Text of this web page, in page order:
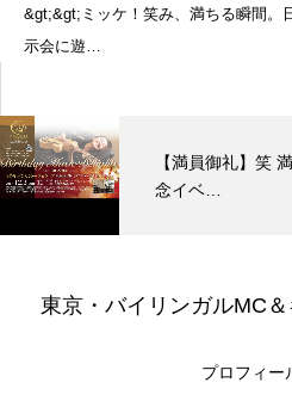
&gt;&gt;ミッケ！笑み、満ちる瞬間。
示会に遊…
【満員御礼】笑
念イベ…
東京・バイリンガルMC
プロフィー